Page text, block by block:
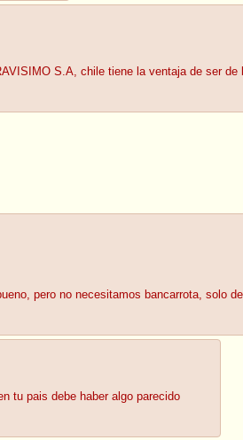
S.A, chile tiene la ventaja de ser
pero no necesitamos bancarrota, solo
tu pais debe haber algo parecido